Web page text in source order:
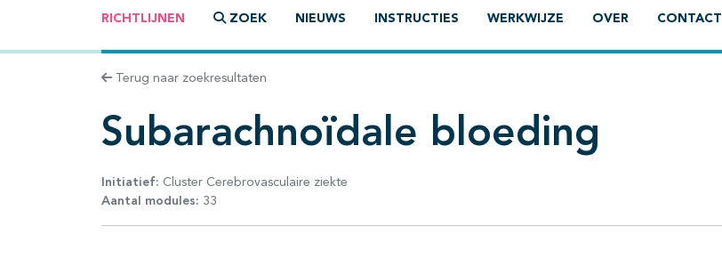
RICHTLIJNEN ZOEK NIEUWS INSTRUCTIES WERKWIJZE OVER CONTACT
Terug naar zoekresultaten
Subarachnoïdale bloeding
Initiatief: Cluster Cerebrovasculaire ziekte
Aantal modules: 33